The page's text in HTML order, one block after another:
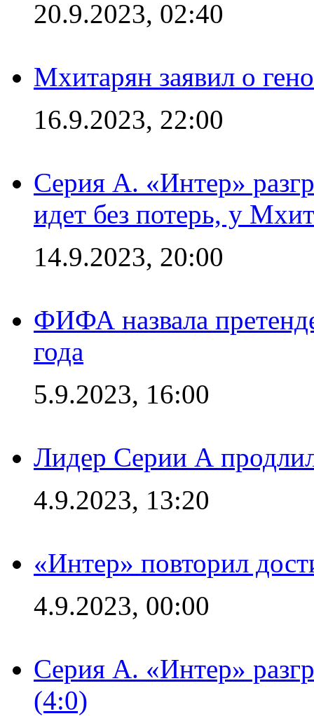
20.9.2023, 02:40
Мхитарян заявил о
16.9.2023, 22:00
Серия А. «Интер»
идет без потерь, у
14.9.2023, 20:00
ФИФА назвала
года
5.9.2023, 16:00
Лидер Серии А
4.9.2023, 13:20
«Интер» повторил
4.9.2023, 00:00
Серия А. «Интер»
(4:0)